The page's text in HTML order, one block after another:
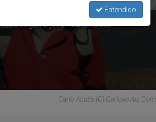
según el joven Carlo Acutis
Carlo Acutis (C) Carloacutis.com
Entendido